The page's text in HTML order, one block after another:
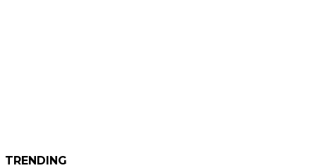
TRENDING